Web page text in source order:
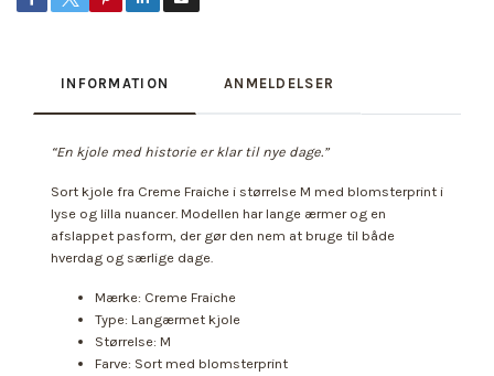
INFORMATION ANMELDELSER
“En kjole med historie er klar til nye dage.”
Sort kjole fra Creme Fraiche i størrelse M med blomsterprint i
lyse og lilla nuancer. Modellen har lange ærmer og en
afslappet pasform, der gør den nem at bruge til både
hverdag og særlige dage.
Mærke: Creme Fraiche
Type: Langærmet kjole
Størrelse: M
Farve: Sort med blomsterprint